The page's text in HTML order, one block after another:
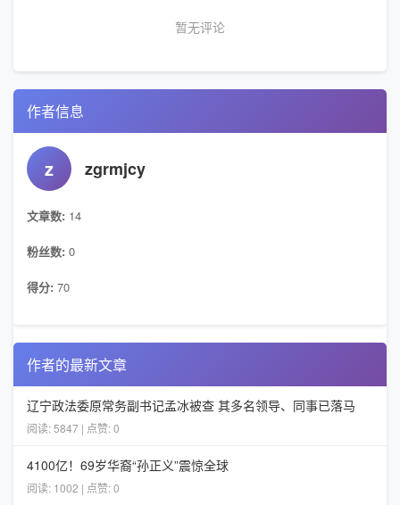
暂无评论
作者信息
z zgrmjcy
文章数: 14
粉丝数: 0
得分: 70
作者的最新文章
辽宁政法委原常务副书记孟冰被查 其多名领导、同事已落马
阅读: 5847 | 点赞: 0
4100亿！69岁华裔“孙正义”震惊全球
阅读: 1002 | 点赞: 0